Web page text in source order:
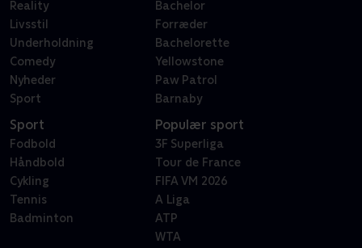
Reality
Livsstil
Underholdning
Comedy
Nyheder
Sport
Bachelor
Forræder
Bachelorette
Yellowstone
Paw Patrol
Barnaby
Sport
Fodbold
Håndbold
Cykling
Tennis
Badminton
Populær sport
3F Superliga
Tour de France
FIFA VM 2026
A Liga
ATP
WTA